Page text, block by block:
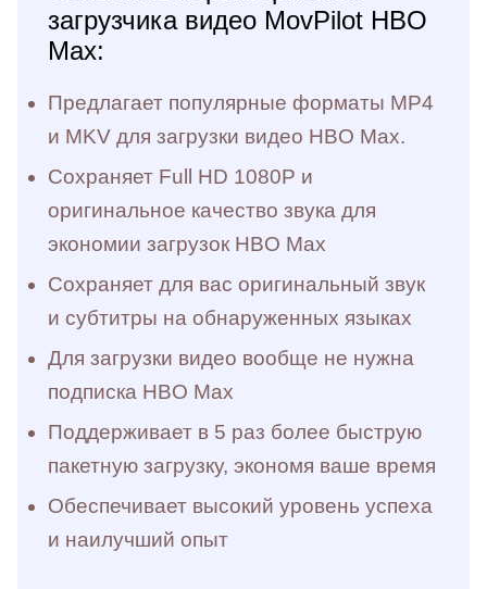
загрузчика видео MovPilot HBO
Max:
Предлагает популярные форматы MP4
и MKV для загрузки видео HBO Max.
Сохраняет Full HD 1080P и
оригинальное качество звука для
экономии загрузок HBO Max
Сохраняет для вас оригинальный звук
и субтитры на обнаруженных языках
Для загрузки видео вообще не нужна
подписка HBO Max
Поддерживает в 5 раз более быструю
пакетную загрузку, экономя ваше время
Обеспечивает высокий уровень успеха
и наилучший опыт